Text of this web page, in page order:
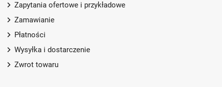
Zapytania ofertowe i przykładowe
Zamawianie
Płatności
Wysyłka i dostarczenie
Zwrot towaru